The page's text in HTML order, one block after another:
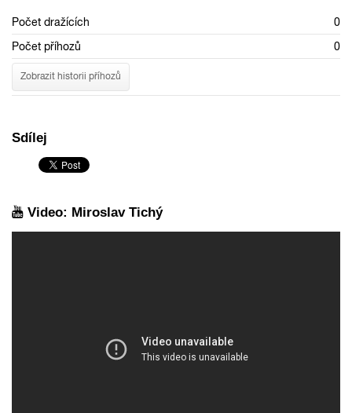
Počet dražících
0
Počet příhozů
0
Zobrazit historii příhozů
Sdílej
Video: Miroslav Tichý